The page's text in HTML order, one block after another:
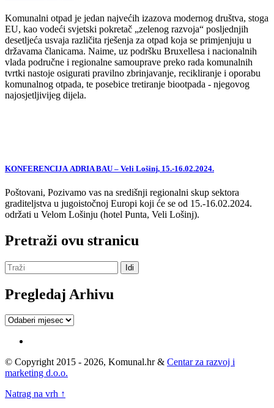
Komunalni otpad je jedan najvećih izazova modernog društva, stoga
EU, kao vodeći svjetski pokretač „zelenog razvoja“ posljednjih
desetljeća usvaja različita rješenja za otpad koja se primjenjuju u
državama članicama. Naime, uz podršku Bruxellesa i nacionalnih
vlada područne i regionalne samouprave preko rada komunalnih
tvrtki nastoje osigurati pravilno zbrinjavanje, recikliranje i oporabu
komunalnog otpada, te posebice tretiranje biootpada - njegovog
najosjetljivijeg dijela.
KONFERENCIJA ADRIA BAU – Veli Lošinj, 15.-16.02.2024.
Poštovani, Pozivamo vas na središnji regionalni skup sektora
graditeljstva u jugoistočnoj Europi koji će se od 15.-16.02.2024.
održati u Velom Lošinju (hotel Punta, Veli Lošinj).
Pretraži ovu stranicu
Pregledaj Arhivu
Pregledaj
© Copyright 2015 - 2026, Komunal.hr & Centar za razvoj i
marketing d.o.o.
Natrag na vrh ↑